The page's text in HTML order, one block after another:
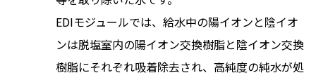
EDIモジュールでは、給水中の陽イオンと陰イオ
ンは脱塩室内の陽イオン交換樹脂と陰イオン交換
樹脂にそれぞれ吸着除去され、高純度の純水が処